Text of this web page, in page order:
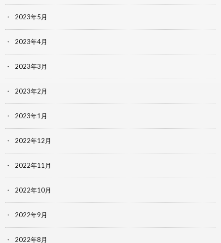
2023年5月
2023年4月
2023年3月
2023年2月
2023年1月
2022年12月
2022年11月
2022年10月
2022年9月
2022年8月